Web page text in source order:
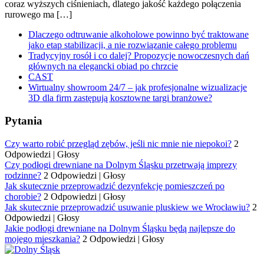
coraz wyższych ciśnieniach, dlatego jakość każdego połączenia
rurowego ma […]
Dlaczego odtruwanie alkoholowe powinno być traktowane
jako etap stabilizacji, a nie rozwiązanie całego problemu
Tradycyjny rosół i co dalej? Propozycje nowoczesnych dań
głównych na elegancki obiad po chrzcie
CAST
Wirtualny showroom 24/7 – jak profesjonalne wizualizacje
3D dla firm zastępują kosztowne targi branżowe?
Pytania
Czy warto robić przegląd zębów, jeśli nic mnie nie niepokoi? 2
Odpowiedzi | Głosy
Czy podłogi drewniane na Dolnym Śląsku przetrwają imprezy
rodzinne? 2 Odpowiedzi | Głosy
Jak skutecznie przeprowadzić dezynfekcję pomieszczeń po
chorobie? 2 Odpowiedzi | Głosy
Jak skutecznie przeprowadzić usuwanie pluskiew we Wrocławiu? 2
Odpowiedzi | Głosy
Jakie podłogi drewniane na Dolnym Śląsku będą najlepsze do
mojego mieszkania? 2 Odpowiedzi | Głosy